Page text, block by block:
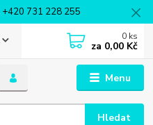
+420 731 228 255
Menu
Hledat
0 ks
za 0,00 Kč